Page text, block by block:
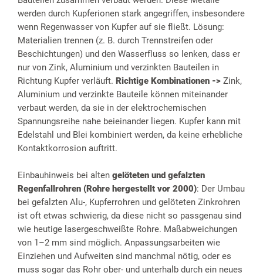
werden durch Kupferionen stark angegriffen, insbesondere
wenn Regenwasser von Kupfer auf sie fließt. Lösung:
Materialien trennen (z. B. durch Trennstreifen oder
Beschichtungen) und den Wasserfluss so lenken, dass er
nur von Zink, Aluminium und verzinkten Bauteilen in
Richtung Kupfer verläuft. Richtige Kombinationen -> Zink,
Aluminium und verzinkte Bauteile können miteinander
verbaut werden, da sie in der elektrochemischen
Spannungsreihe nahe beieinander liegen. Kupfer kann mit
Edelstahl und Blei kombiniert werden, da keine erhebliche
Kontaktkorrosion auftritt.
Einbauhinweis bei alten gelöteten und gefalzten
Regenfallrohren (Rohre hergestellt vor 2000): Der Umbau
bei gefalzten Alu-, Kupferrohren und gelöteten Zinkrohren
ist oft etwas schwierig, da diese nicht so passgenau sind
wie heutige lasergeschweißte Rohre. Maßabweichungen
von 1–2 mm sind möglich. Anpassungsarbeiten wie
Einziehen und Aufweiten sind manchmal nötig, oder es
muss sogar das Rohr ober- und unterhalb durch ein neues